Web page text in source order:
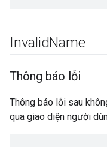
InvalidName
Thông báo lỗi
Thông báo lỗi sau
qua giao diện người